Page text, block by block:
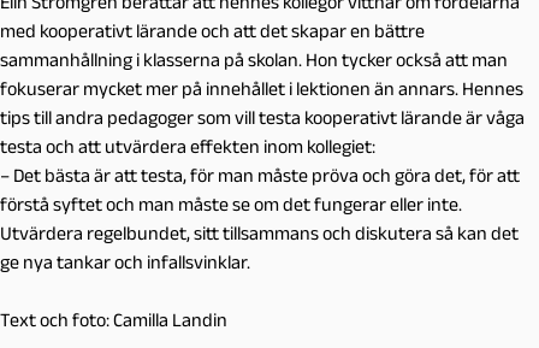
med kooperativt lärande och att det skapar en bättre
sammanhållning i klasserna på skolan. Hon tycker också att man
fokuserar mycket mer på innehållet i lektionen än annars. Hennes
tips till andra pedagoger som vill testa kooperativt lärande är våga
testa och att utvärdera effekten inom kollegiet:
– Det bästa är att testa, för man måste pröva och göra det, för att
förstå syftet och man måste se om det fungerar eller inte.
Utvärdera regelbundet, sitt tillsammans och diskutera så kan det
ge nya tankar och infallsvinklar.
Text och foto: Camilla Landin